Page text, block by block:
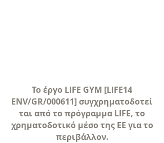
Το έργο LIFE GYM [LIFE14
ENV/GR/000611] συγχρηματοδοτεί
ται από το πρόγραμμα LIFE, το
χρηματοδοτικό μέσο της ΕΕ για το
περιβάλλον.